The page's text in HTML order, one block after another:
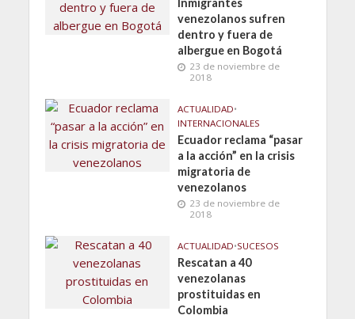
Inmigrantes
venezolanos sufren
dentro y fuera de
albergue en Bogotá
23 de noviembre de
2018
ACTUALIDAD•
INTERNACIONALES
Ecuador reclama “pasar
a la acción” en la crisis
migratoria de
venezolanos
23 de noviembre de
2018
ACTUALIDAD•SUCESOS
Rescatan a 40
venezolanas
prostituidas en
Colombia